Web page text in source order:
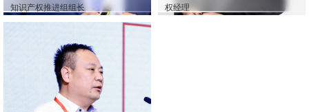
知识产权推进组组长
权经理